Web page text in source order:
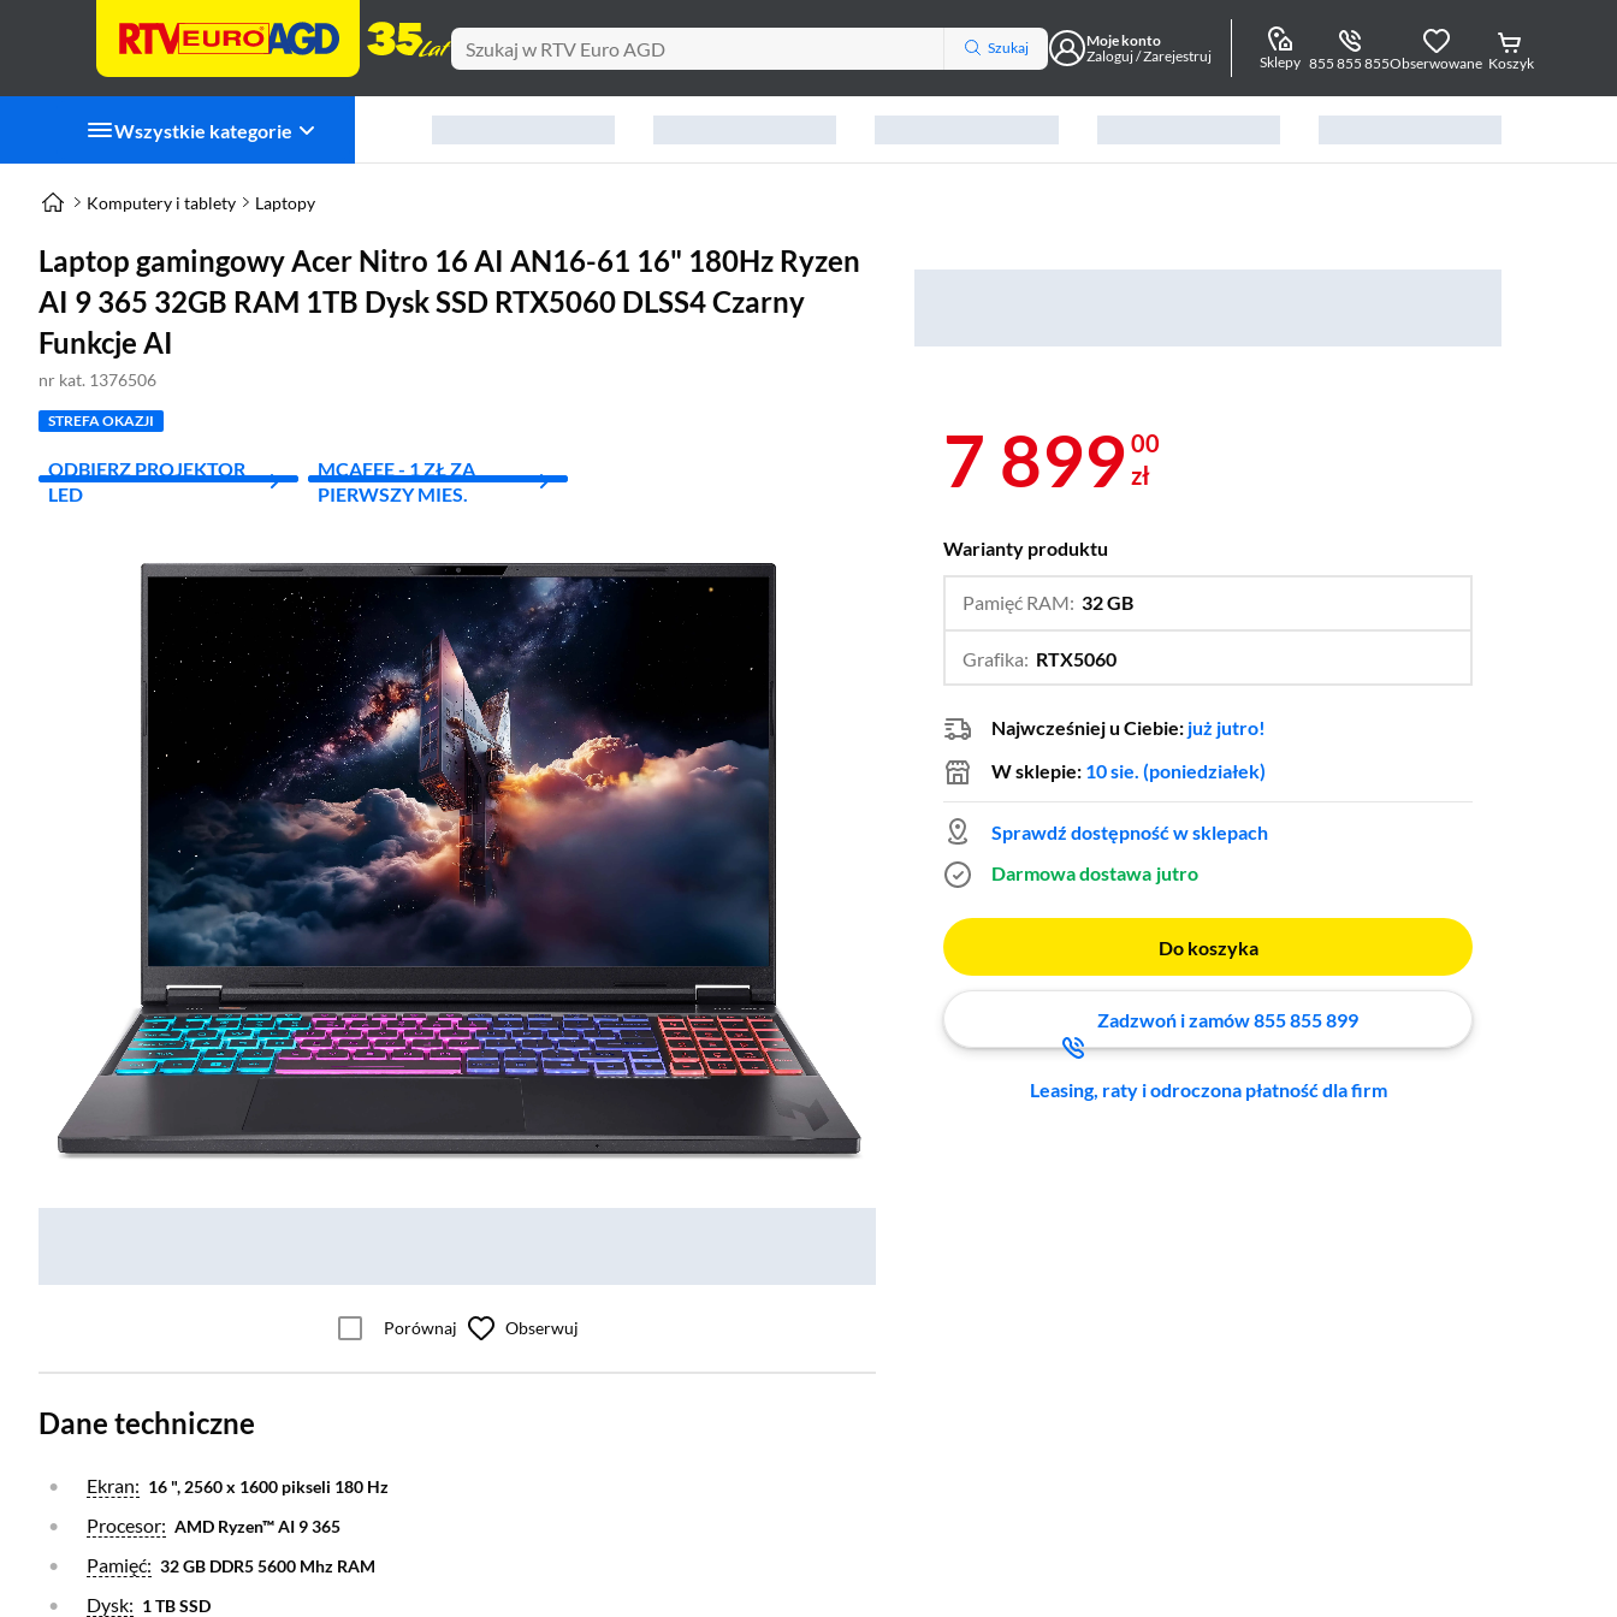
Szukaj
Moje konto
Zaloguj / Zarejestruj
Sklepy 855 855 855Obserwowane Koszyk
Wszystkie kategorie
Komputery i tablety Laptopy
Laptop gamingowy Acer Nitro 16 AI AN16-61 16" 180Hz Ryzen
AI 9 365 32GB RAM 1TB Dysk SSD RTX5060 DLSS4 Czarny
Funkcje AI
nr kat. 1376506
STREFA OKAZJI
ODBIERZ PROJEKTOR
LED
MCAFEE - 1 ZŁ ZA
PIERWSZY MIES.
Porównaj Obserwuj
7 899 00
zł
Warianty produktu
Pamięć RAM: 32 GB
Grafika: RTX5060
Najwcześniej u Ciebie: już jutro!
W sklepie: 10 sie. (poniedziałek)
Sprawdź dostępność w sklepach
Darmowa dostawa jutro
Do koszyka
Zadzwoń i zamów 855 855 899
Leasing, raty i odroczona płatność dla firm
Dane techniczne
Otwórz warstwę
Ekran: 16 ", 2560 x 1600 pikseli 180 Hz
Otwórz warstwę
Procesor: AMD Ryzen™ AI 9 365
Otwórz warstwę
Pamięć: 32 GB DDR5 5600 Mhz RAM
Otwórz warstwę
Dysk: 1 TB SSD